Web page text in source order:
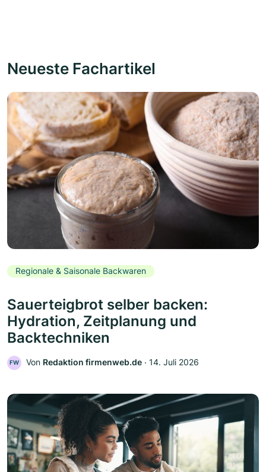
Neueste Fachartikel
Regionale & Saisonale Backwaren
Sauerteigbrot selber backen:
Hydration, Zeitplanung und
Backtechniken
FW Von Redaktion firmenweb.de ‧ 14. Juli 2026